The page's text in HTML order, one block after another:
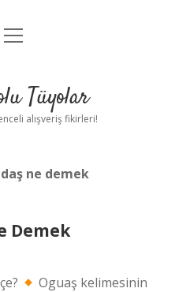
Uyarı
menüyü
Tüyolar
alışveriş fikirleri!
ne demek
Demek
Oguaş kelimesinin